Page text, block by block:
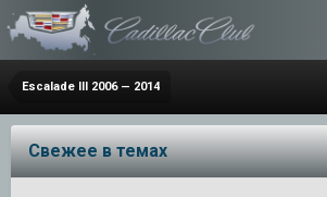
Escalade III 2006 — 2014
Свежее в темах